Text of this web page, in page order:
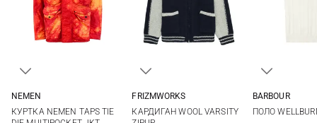
NEMEN
КУРТКА NEMEN TAPS TIE
FRIZMWORKS
КАРДИГАН WOOL VARSITY
BARBOUR
ПОЛО